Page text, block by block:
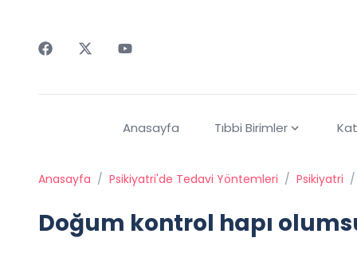
Anasayfa Tıbbi Birimler
Anasayfa / Psikiyatri'de Tedavi Yöntemleri / Psikiyatri /
Doğum kontrol hapı